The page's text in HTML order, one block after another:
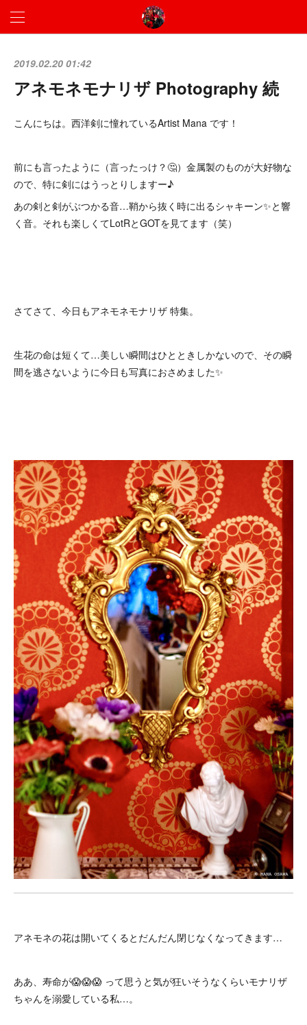
2019.02.20 01:42
アネモネモナリザ Photography 続
こんにちは。西洋剣に憧れているArtist Mana です！
前にも言ったように（言ったっけ？🤔）金属製のものが大好物な
ので、特に剣にはうっとりしますー♪
あの剣と剣がぶつかる音…鞘から抜く時に出るシャキーン✨と響
く音。それも楽しくてLotRとGOTを見てます（笑）
さてさて、今日もアネモネモナリザ 特集。
生花の命は短くて…美しい瞬間はひとときしかないので、その瞬
間を逃さないように今日も写真におさめました✨
アネモネの花は開いてくるとだんだん閉じなくなってきます…
ああ、寿命が😱😱😱 って思うと気が狂いそうなくらいモナリザ
ちゃんを溺愛している私…。